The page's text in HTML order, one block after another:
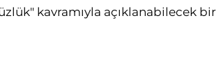
kavramıyla açıklanabilecek bir